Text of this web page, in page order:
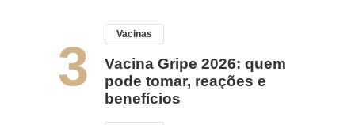
3
Vacinas
Vacina Gripe 2026: quem
pode tomar, reações e
benefícios